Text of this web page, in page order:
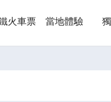
火車票 當地體驗